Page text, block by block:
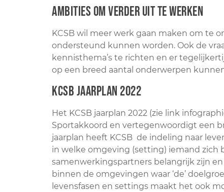
Ambities om verder uit te werken
KCSB wil meer werk gaan maken om te
ondersteund kunnen worden. Ook de
kennisthema’s te richten en er
op een breed aantal onderwerpen
KCSB jaarplan 2022
Het KCSB jaarplan 2022 (zie link
Sportakkoord en vertegenwoordigt een
jaarplan heeft KCSB de indeling naar
in welke omgeving (setting) iemand zich
samenwerkingspartners belangrijk zijn
binnen de omgevingen waar ‘de’
levensfasen en settings maakt het ook